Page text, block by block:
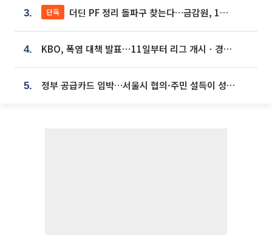
3. 단독 더딘 PF 정리 돌파구 찾는다…금감원, 1년 반 만에 매각설명회 재개
4. KBO, 폭염 대책 발표⋯11일부터 리그 개시ㆍ경기 오후 7시 시작
5. 정부 공급카드 임박…서울시 협의·주민 설득이 성패 가른다 [부동산 해법 전쟁]